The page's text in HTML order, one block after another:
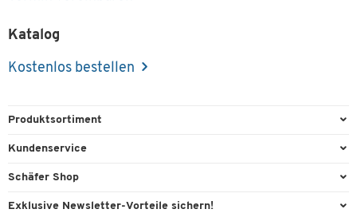
Katalog
Kostenlos bestellen
Produktsortiment
Büroausstattung
Kundenservice
Direktbestellung
Schäfer Shop
Services & Leistungen
Exklusive Newsletter-Vorteile sichern!